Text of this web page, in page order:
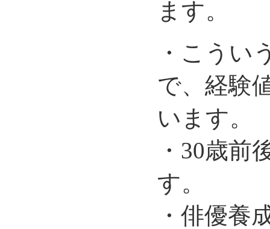
ます。
・こうい
で、経験
います。
・30歳前
す。
・俳優養